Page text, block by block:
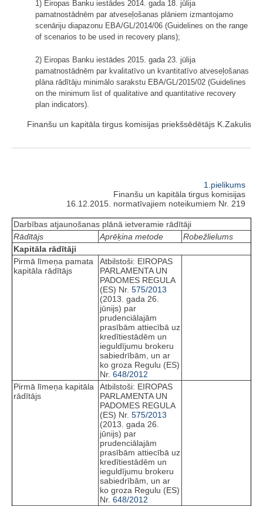
1) Eiropas Banku iestādes 2014. gada 18. jūlija
pamatnostādnēm par atveseļošanas plāniem izmantojamo
scenāriju diapazonu EBA/GL/2014/06 (Guidelines on the range
of scenarios to be used in recovery plans);
2) Eiropas Banku iestādes 2015. gada 23. jūlija
pamatnostādnēm par kvalitatīvo un kvantitatīvo atveseļošanas
plāna rādītāju minimālo sarakstu EBA/GL/2015/02 (Guidelines
on the minimum list of qualitative and quantitative recovery
plan indicators).
Finanšu un kapitāla tirgus komisijas priekšsēdētājs K.Zakulis
1.pielikums
Finanšu un kapitāla tirgus komisijas
16.12.2015. normatīvajiem noteikumiem Nr. 219
Darbības atjaunošanas plānā ietveramie rādītāji
Rādītājs
Aprēķina metode
Robežlielums
Kapitāla rādītāji
Pirmā līmeņa pamata
kapitāla rādītājs
Atbilstoši: EIROPAS
PARLAMENTA UN
PADOMES REGULA
(ES) Nr. 575/2013
(2013. gada 26.
jūnijs) par
prudenciālajām
prasībām attiecībā uz
kredītiestādēm un
ieguldījumu brokeru
sabiedrībām, un ar
ko groza Regulu (ES)
Nr. 648/2012
Pirmā līmeņa kapitāla
rādītājs
Atbilstoši: EIROPAS
PARLAMENTA UN
PADOMES REGULA
(ES) Nr. 575/2013
(2013. gada 26.
jūnijs) par
prudenciālajām
prasībām attiecībā uz
kredītiestādēm un
ieguldījumu brokeru
sabiedrībām, un ar
ko groza Regulu (ES)
Nr. 648/2012